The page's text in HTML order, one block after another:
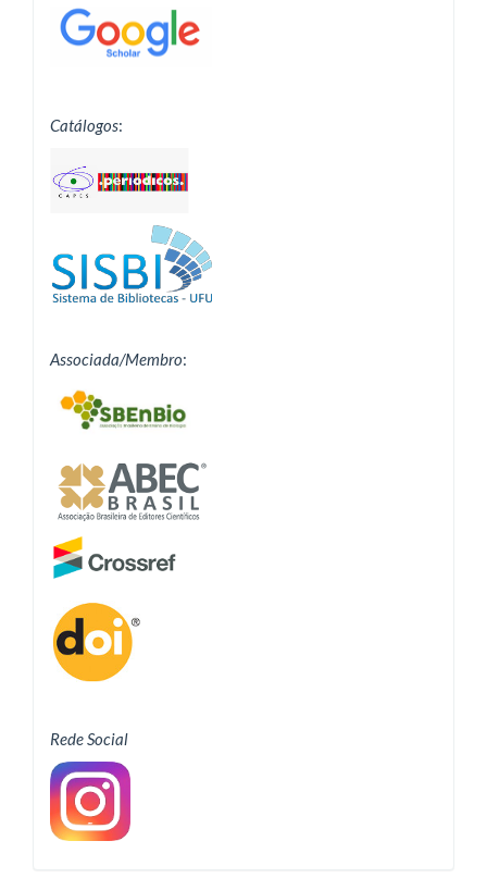
Catálogos:
Associada/Membro:
Rede Social